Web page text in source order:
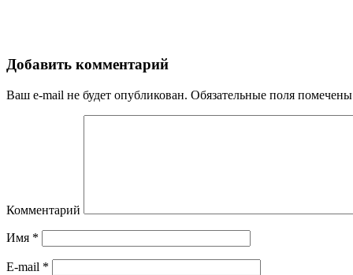
Добавить комментарий
Ваш e-mail не будет опубликован. Обязательные поля помечены
Комментарий
Имя *
E-mail *